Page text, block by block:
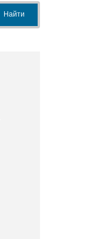
Найти